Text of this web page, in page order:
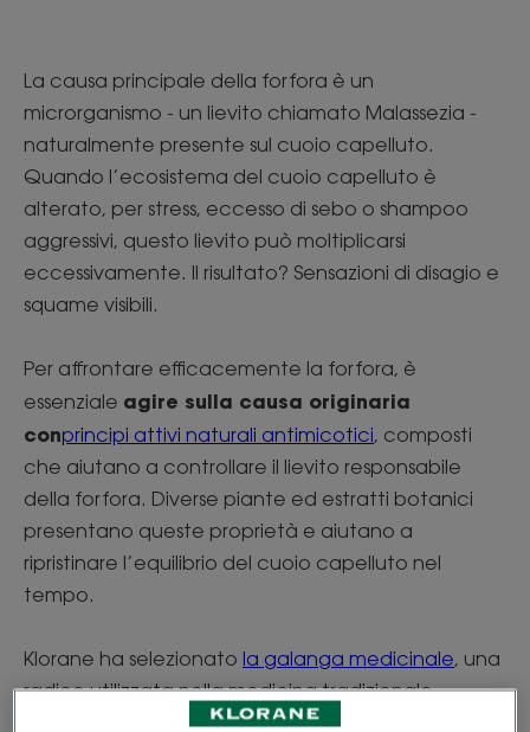
La causa principale della forfora è un
microrganismo - un lievito chiamato Malassezia -
naturalmente presente sul cuoio capelluto.
Quando l’ecosistema del cuoio capelluto è
alterato, per stress, eccesso di sebo o shampoo
aggressivi, questo lievito può moltiplicarsi
eccessivamente. Il risultato? Sensazioni di disagio e
squame visibili.
Per affrontare efficacemente la forfora, è
essenziale agire sulla causa originaria
conprincipi attivi naturali antimicotici, composti
che aiutano a controllare il lievito responsabile
della forfora. Diverse piante ed estratti botanici
presentano queste proprietà e aiutano a
ripristinare l’equilibrio del cuoio capelluto nel
tempo.
Klorane ha selezionato la galanga medicinale, una
radice utilizzata nella medicina tradizionale
asiatica, per la sua efficacia comprovata contro la